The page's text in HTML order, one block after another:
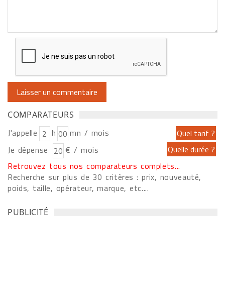
COMPARATEURS
J'appelle h
mn / mois
Je dépense
€ / mois
Retrouvez tous nos comparateurs complets...
Recherche sur plus de 30 critères : prix, nouveauté,
poids, taille, opérateur, marque, etc....
PUBLICITÉ